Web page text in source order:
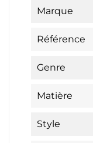
Marque
Référence
Genre
Matière
Style